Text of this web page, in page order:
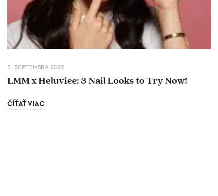
5. SEPTEMBRA 2022
LMM x Heluviee: 3 Nail Looks to Try Now!
ČÍŤAŤ VIAC